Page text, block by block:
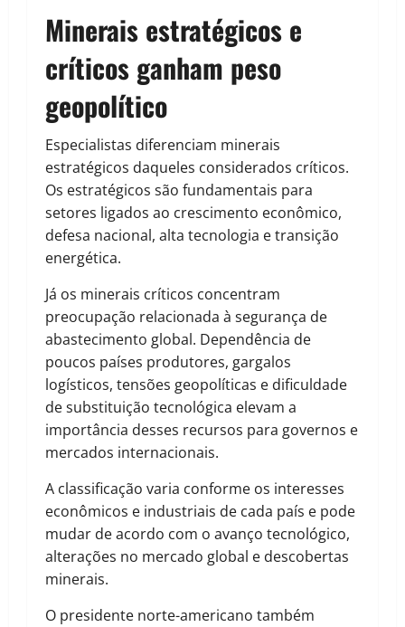
Minerais estratégicos e
críticos ganham peso
geopolítico
Especialistas diferenciam minerais
estratégicos daqueles considerados críticos.
Os estratégicos são fundamentais para
setores ligados ao crescimento econômico,
defesa nacional, alta tecnologia e transição
energética.
Já os minerais críticos concentram
preocupação relacionada à segurança de
abastecimento global. Dependência de
poucos países produtores, gargalos
logísticos, tensões geopolíticas e dificuldade
de substituição tecnológica elevam a
importância desses recursos para governos e
mercados internacionais.
A classificação varia conforme os interesses
econômicos e industriais de cada país e pode
mudar de acordo com o avanço tecnológico,
alterações no mercado global e descobertas
minerais.
O presidente norte-americano também